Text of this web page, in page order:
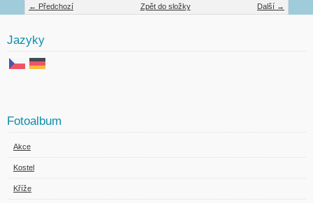
← Předchozí Další →
Zpět do složky
Jazyky
Fotoalbum
Akce
Kostel
Kříže